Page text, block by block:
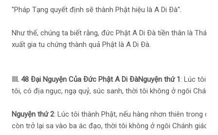
"Pháp Tạng quyết định sẽ thành Phật hiệu là A Di Ðà".
Như thế, chúng ta biết rằng, đức Phật A Di Ðà tiền thân là Thái
xuất gia tu chứng thành quả Phật là A Di Ðà.
III. 48 Ðại Nguyện Của Ðức Phật A Di ÐàNguyện thứ 1: Lúc tôi
tôi, có địa ngục, ngạ quỷ, súc sanh, thời tôi không ở ngôi Chánh
Nguyện thứ 2: Lúc tôi thành Phật, nếu hàng nhơn thiên trong
còn trở lại sa vào ba ác đạo, thời tôi không ở ngôi Chánh giác.